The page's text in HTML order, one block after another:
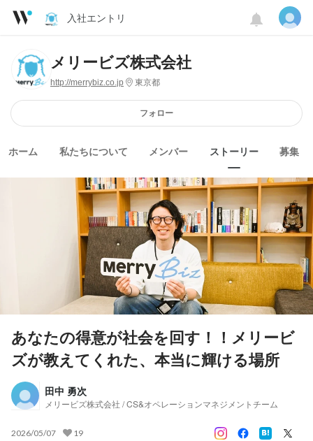
入社エントリ
メリービズ株式会社
http://merrybiz.co.jp 東京都
フォロー
ホーム 私たちについて メンバー ストーリー 募集
あなたの得意が社会を回す！！メリービ
ズが教えてくれた、本当に輝ける場所
田中 勇次
メリービズ株式会社 / CS&オペレーションマネジメントチーム
2026/05/07 19